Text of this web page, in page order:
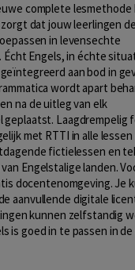
complete lesmethode
dat jouw leerlingen
in levensechte
Engels, in échte
aan bod in
wordt apart
na de uitleg van elk
geplaatst. Laagdrempelig
met RTTI in alle
fictielessen en
Engelstalige landen.
docentenomgeving. Je
aanvullende digitale
kunnen zelfstandig
is goed in te passen in